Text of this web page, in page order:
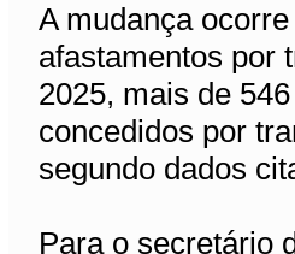
A mudança
afastamentos por
2025, mais de
concedidos por
segundo dados
Para o secretário